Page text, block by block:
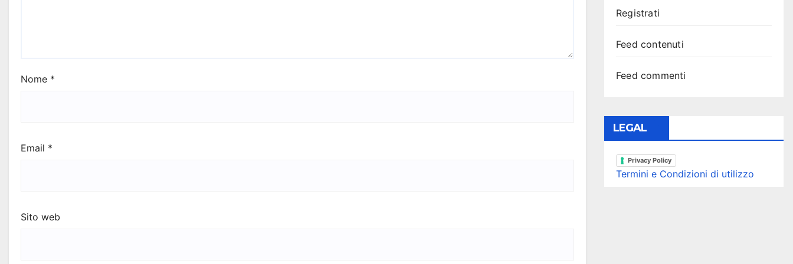
Nome *
Email *
Sito web
Registrati
Feed contenuti
Feed commenti
LEGAL
Privacy Policy
Termini e Condizioni di utilizzo